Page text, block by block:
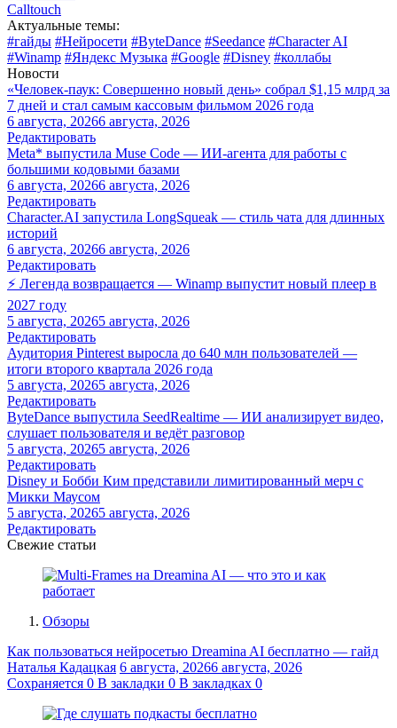
Calltouch
Актуальные темы:
#гайды #Нейросети #ByteDance #Seedance #Character AI
#Winamp #Яндекс Музыка #Google #Disney #коллабы
Новости
«Человек-паук: Совершенно новый день» собрал $1,15 млрд за
7 дней и стал самым кассовым фильмом 2026 года
6 августа, 20266 августа, 2026
Редактировать
Meta* выпустила Muse Code — ИИ-агента для работы с
большими кодовыми базами
6 августа, 20266 августа, 2026
Редактировать
Character.AI запустила LongSqueak — стиль чата для длинных
историй
6 августа, 20266 августа, 2026
Редактировать
⚡ Легенда возвращается — Winamp выпустит новый плеер в
2027 году
5 августа, 20265 августа, 2026
Редактировать
Аудитория Pinterest выросла до 640 млн пользователей —
итоги второго квартала 2026 года
5 августа, 20265 августа, 2026
Редактировать
ByteDance выпустила SeedRealtime — ИИ анализирует видео,
слушает пользователя и ведёт разговор
5 августа, 20265 августа, 2026
Редактировать
Disney и Бобби Ким представили лимитированный мерч с
Микки Маусом
5 августа, 20265 августа, 2026
Редактировать
Свежие статьи
Обзоры
Как пользоваться нейросетью Dreamina AI бесплатно — гайд
Наталья Кадацкая 6 августа, 20266 августа, 2026
Сохраняется 0 В закладки 0 В закладках 0